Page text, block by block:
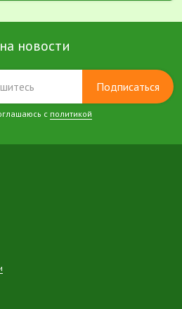
новости
Подписаться
с политикой